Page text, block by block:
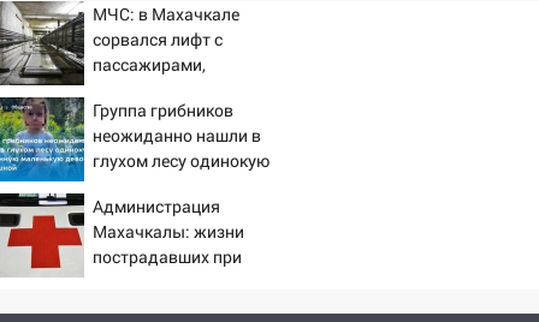
на электрощит
13:10
В Заволжском районе дерево
упало во дворе
13:08
Ураган ударил по Ульяновску:
сорванные крыши, поваленные деревья,
затопленные улицы и остановившиеся
трамваи
12:17
Ульяновск накрыл крупный град:
после ливня город снова уходит под
воду
МЧС: в Махачкале
сорвался лифт с
пассажирами,
человека
Группа грибников
неожиданно нашли в
глухом лесу одинокую
девочку с игрушкой
Администрация
Махачкалы: жизни
пострадавших при